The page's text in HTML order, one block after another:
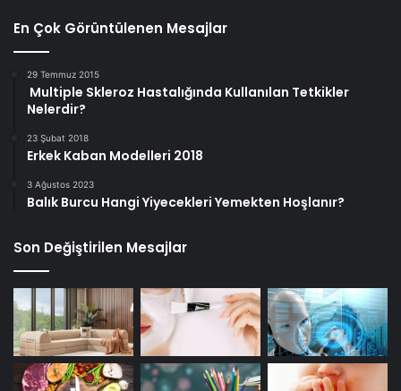
En Çok Görüntülenen Mesajlar
29 Temmuz 2015
Multiple Skleroz Hastalığında Kullanılan Tetkikler
Nelerdir?
23 Şubat 2018
Erkek Kaban Modelleri 2018
3 Ağustos 2023
Balık Burcu Hangi Yiyecekleri Yemekten Hoşlanır?
Son Değiştirilen Mesajlar